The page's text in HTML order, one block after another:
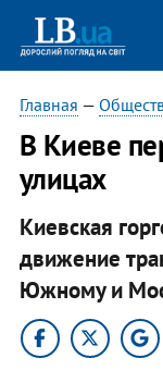
Главная —
В Киеве
улицах
Киевская
движение
Южному и